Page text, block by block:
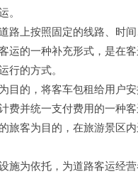
。
上按照固定的线路、时间
运的一种补充形式，是在
行的方式。
的，将客车包租给用户安
费并统一支付费用的一种客
客为目的，在旅游景区内
为依托，为道路客运经营